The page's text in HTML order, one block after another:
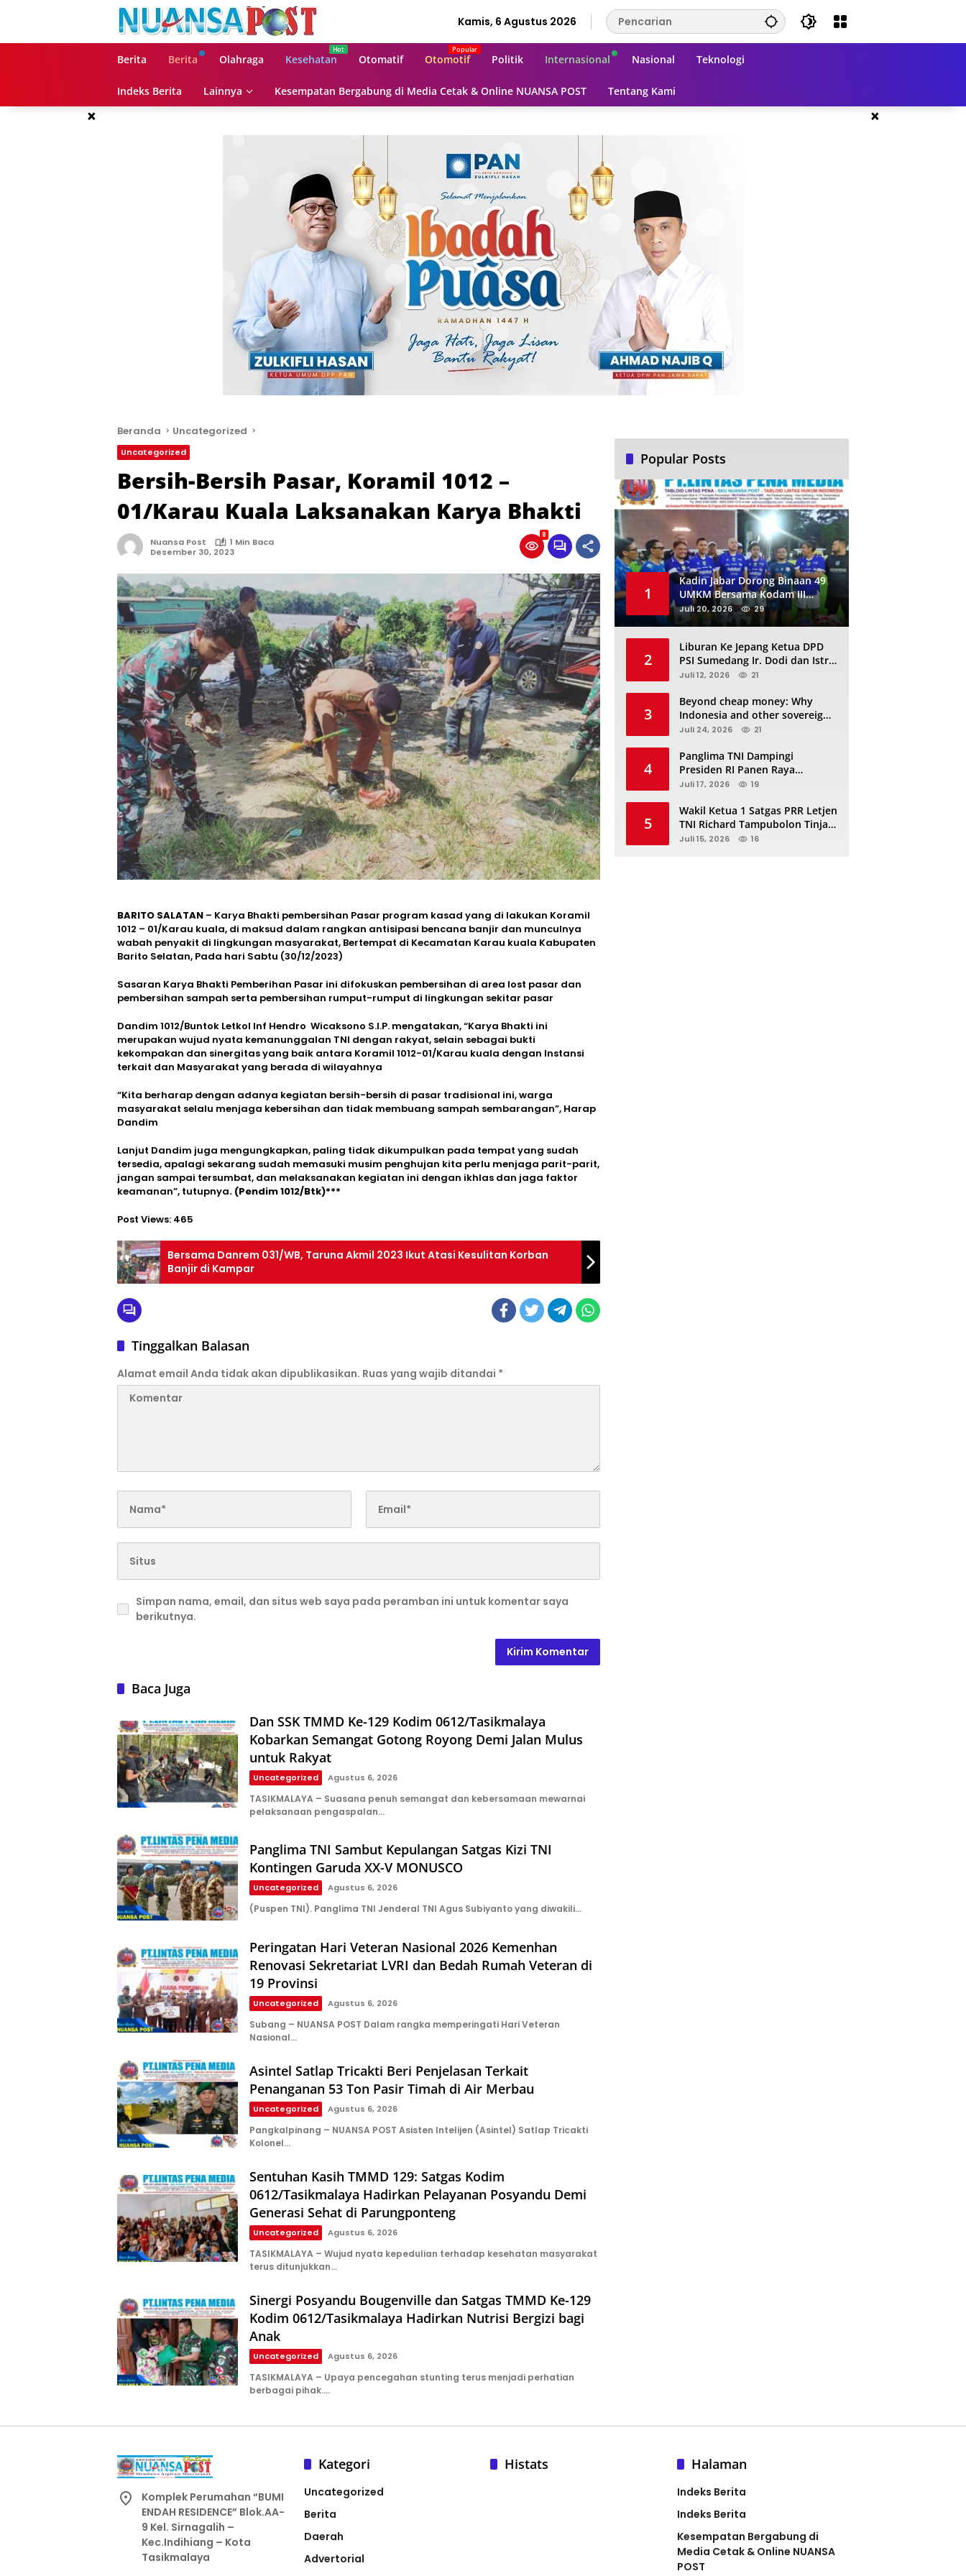
Kamis, 6 Agustus 2026
Berita Berita Olahraga Kesehatan Otomatif Otomotif Politik Internasional Nasional Teknologi
Indeks Berita Lainnya Kesempatan Bergabung di Media Cetak & Online NUANSA POST Tentang Kami
× ×
Beranda Uncategorized
Uncategorized
Bersih-Bersih Pasar, Koramil 1012 –
01/Karau Kuala Laksanakan Karya Bhakti
Nuansa Post
1 Min Baca
Desember 30, 2023
8
BARITO SALATAN – Karya Bhakti pembersihan Pasar program kasad yang di lakukan Koramil
1012 – 01/Karau kuala, di maksud dalam rangkan antisipasi bencana banjir dan munculnya
wabah penyakit di lingkungan masyarakat, Bertempat di Kecamatan Karau kuala Kabupaten
Barito Selatan, Pada hari Sabtu (30/12/2023)
Sasaran Karya Bhakti Pemberihan Pasar ini difokuskan pembersihan di area lost pasar dan
pembersihan sampah serta pembersihan rumput-rumput di lingkungan sekitar pasar
Dandim 1012/Buntok Letkol Inf Hendro Wicaksono S.I.P. mengatakan, “Karya Bhakti ini
merupakan wujud nyata kemanunggalan TNI dengan rakyat, selain sebagai bukti
kekompakan dan sinergitas yang baik antara Koramil 1012-01/Karau kuala dengan Instansi
terkait dan Masyarakat yang berada di wilayahnya
“Kita berharap dengan adanya kegiatan bersih-bersih di pasar tradisional ini, warga
masyarakat selalu menjaga kebersihan dan tidak membuang sampah sembarangan”, Harap
Dandim
Lanjut Dandim juga mengungkapkan, paling tidak dikumpulkan pada tempat yang sudah
tersedia, apalagi sekarang sudah memasuki musim penghujan kita perlu menjaga parit-parit,
jangan sampai tersumbat, dan melaksanakan kegiatan ini dengan ikhlas dan jaga faktor
keamanan”, tutupnya. (Pendim 1012/Btk)***
Post Views: 465
Bersama Danrem 031/WB, Taruna Akmil 2023 Ikut Atasi Kesulitan Korban
Banjir di Kampar
Tinggalkan Balasan
Alamat email Anda tidak akan dipublikasikan. Ruas yang wajib ditandai *
Simpan nama, email, dan situs web saya pada peramban ini untuk komentar saya
berikutnya.
Baca Juga
Dan SSK TMMD Ke-129 Kodim 0612/Tasikmalaya
Kobarkan Semangat Gotong Royong Demi Jalan Mulus
untuk Rakyat
Uncategorized Agustus 6, 2026
TASIKMALAYA – Suasana penuh semangat dan kebersamaan mewarnai
pelaksanaan pengaspalan…
Panglima TNI Sambut Kepulangan Satgas Kizi TNI
Kontingen Garuda XX-V MONUSCO
Uncategorized Agustus 6, 2026
(Puspen TNI). Panglima TNI Jenderal TNI Agus Subiyanto yang diwakili…
Peringatan Hari Veteran Nasional 2026 Kemenhan
Renovasi Sekretariat LVRI dan Bedah Rumah Veteran di
19 Provinsi
Uncategorized Agustus 6, 2026
Subang – NUANSA POST Dalam rangka memperingati Hari Veteran
Nasional…
Asintel Satlap Tricakti Beri Penjelasan Terkait
Penanganan 53 Ton Pasir Timah di Air Merbau
Uncategorized Agustus 6, 2026
Pangkalpinang – NUANSA POST Asisten Intelijen (Asintel) Satlap Tricakti
Kolonel…
Sentuhan Kasih TMMD 129: Satgas Kodim
0612/Tasikmalaya Hadirkan Pelayanan Posyandu Demi
Generasi Sehat di Parungponteng
Uncategorized Agustus 6, 2026
TASIKMALAYA – Wujud nyata kepedulian terhadap kesehatan masyarakat
terus ditunjukkan…
Sinergi Posyandu Bougenville dan Satgas TMMD Ke-129
Kodim 0612/Tasikmalaya Hadirkan Nutrisi Bergizi bagi
Anak
Uncategorized Agustus 6, 2026
TASIKMALAYA – Upaya pencegahan stunting terus menjadi perhatian
berbagai pihak….
Popular Posts
1
Kadin Jabar Dorong Binaan 49
UMKM Bersama Kodam III
Siliwangi Sambil Nobar Final
Piala Dunia, Akan Ada Investor
Juli 20, 2026 29
2
Liburan Ke Jepang Ketua DPD
PSI Sumedang Ir. Dodi dan Istri
Kibarkan Bendera PSI “Jangan
Juli 12, 2026 21
3
Beyond cheap money: Why
Indonesia and other sovereigns
are turning to panda bonds
Juli 24, 2026 21
4
Panglima TNI Dampingi
Presiden RI Panen Raya
Terpadu TNI, Perkuat
Juli 17, 2026 19
5
Wakil Ketua 1 Satgas PRR Letjen
TNI Richard Tampubolon Tinjau
Padang Sidimpuan dan
Juli 15, 2026 16
Komplek Perumahan “BUMI
ENDAH RESIDENCE” Blok.AA-
9 Kel. Sirnagalih –
Kec.Indihiang – Kota
Tasikmalaya
Kategori
Uncategorized
Berita
Daerah
Advertorial
Histats Halaman
Indeks Berita
Indeks Berita
Kesempatan Bergabung di
Media Cetak & Online NUANSA
POST